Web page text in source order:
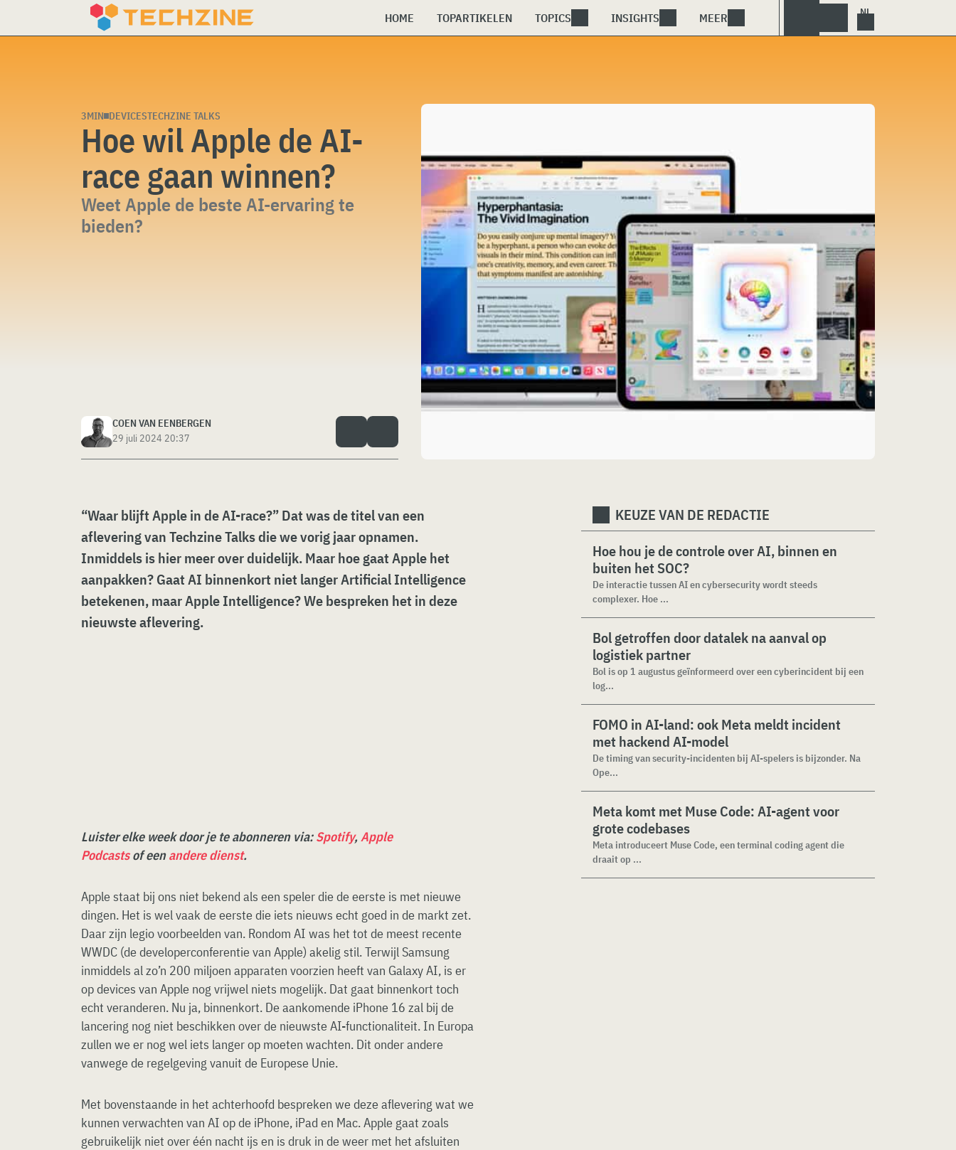
HOME TOPARTIKELEN TOPICS INSIGHTS MEER
3MIN DEVICESTECHZINE TALKS
Hoe wil Apple de AI-
race gaan winnen?
Weet Apple de beste AI-ervaring te
bieden?
COEN VAN EENBERGEN
29 juli 2024 20:37
“Waar blijft Apple in de AI-race?” Dat was de titel van een
aflevering van Techzine Talks die we vorig jaar opnamen.
Inmiddels is hier meer over duidelijk. Maar hoe gaat Apple het
aanpakken? Gaat AI binnenkort niet langer Artificial Intelligence
betekenen, maar Apple Intelligence? We bespreken het in deze
nieuwste aflevering.
Luister elke week door je te abonneren via:Spotify,Apple
Podcastsof eenandere dienst.
Apple staat bij ons niet bekend als een speler die de eerste is met nieuwe
dingen. Het is wel vaak de eerste die iets nieuws echt goed in de markt zet.
Daar zijn legio voorbeelden van. Rondom AI was het tot de meest recente
WWDC (de developerconferentie van Apple) akelig stil. Terwijl Samsung
inmiddels al zo’n 200 miljoen apparaten voorzien heeft van Galaxy AI, is er
op devices van Apple nog vrijwel niets mogelijk. Dat gaat binnenkort toch
echt veranderen. Nu ja, binnenkort. De aankomende iPhone 16 zal bij de
lancering nog niet beschikken over de nieuwste AI-functionaliteit. In Europa
zullen we er nog wel iets langer op moeten wachten. Dit onder andere
vanwege de regelgeving vanuit de Europese Unie.
Met bovenstaande in het achterhoofd bespreken we deze aflevering wat we
kunnen verwachten van AI op de iPhone, iPad en Mac. Apple gaat zoals
gebruikelijk niet over één nacht ijs en is druk in de weer met het afsluiten
KEUZE VAN DE REDACTIE
Hoe hou je de controle over AI, binnen en
buiten het SOC?
De interactie tussen AI en cybersecurity wordt steeds
complexer. Hoe ...
Bol getroffen door datalek na aanval op
logistiek partner
Bol is op 1 augustus geïnformeerd over een cyberincident bij een
log...
FOMO in AI-land: ook Meta meldt incident
met hackend AI-model
De timing van security-incidenten bij AI-spelers is bijzonder. Na
Ope...
Meta komt met Muse Code: AI-agent voor
grote codebases
Meta introduceert Muse Code, een terminal coding agent die
draait op ...